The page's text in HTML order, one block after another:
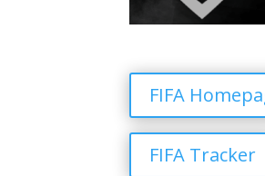
FIFA
FIFA Tracker